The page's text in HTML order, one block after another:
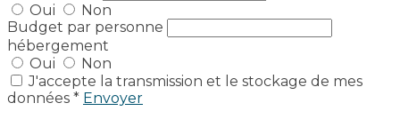
Oui
Non
Budget par personne
hébergement
Oui
Non
J'accepte la transmission et le stockage de mes
données * Envoyer